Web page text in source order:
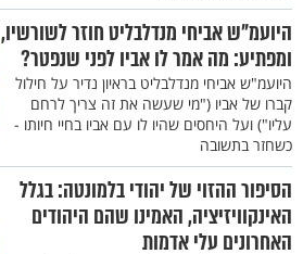
היועמ"ש אביחי מנדלבליט חוזר לשורשיו,
ומפתיע: מה אמר לו אביו לפני שנפטר?
היועמ"ש אביחי מנדלבליט בראיון נדיר על חילול
קברו של אביו ("מי שעשה את זה צריך לרחם
עליו") ועל היחסים שהיו לו עם אביו בחיי חיותו -
כשחזר בתשובה
הסיפור ההזוי של יהודי בלמונטה: בגלל
האינקוויזיציה, האמינו שהם היהודים
האחרונים עלי אדמות